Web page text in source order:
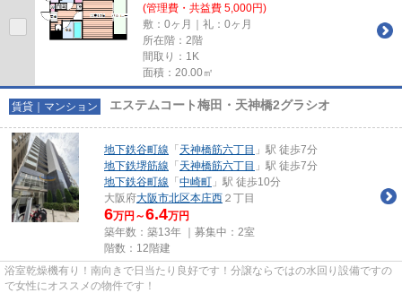
(管理費・共益費 5,000円)
敷：0ヶ月｜礼：0ヶ月
所在階：2階
間取り：1K
面積：20.00㎡
賃貸｜マンション エステムコート梅田・天神橋2グラシオ
地下鉄谷町線 「 天神橋筋六丁目 」駅 徒歩7分
地下鉄堺筋線 「 天神橋筋六丁目 」駅 徒歩7分
地下鉄谷町線 「 中崎町 」駅 徒歩10分
大阪府大阪市北区本庄西 ２丁目
6万円～6.4万円
築年数：築13年 ｜募集中： 2室
階数：12階建
浴室乾燥機有り！南向きで日当たり良好です！分譲ならではの水回り設備ですの
で女性にオススメの物件です！